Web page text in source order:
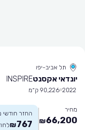
תל אביב-יפו
יונדאי אקסנטINSPIRE
2022 90,226 ק״מ
מחיר
66,200
₪
החזר חודשי
767
₪